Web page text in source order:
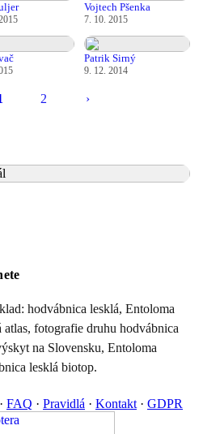
Vojtech Pšenka
7. 10. 2015
Patrik Sirný
9. 12. 2014
2 ›
hodvábnica lesklá, Entoloma
fotografie druhu hodvábnica
na Slovensku, Entoloma
lesklá biotop.
· FAQ · Pravidlá · Kontakt · GDPR